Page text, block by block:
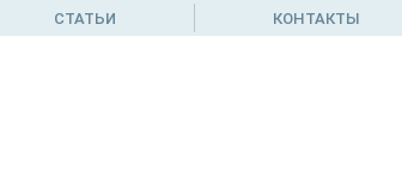
СТАТЬИ КОНТАКТЫ